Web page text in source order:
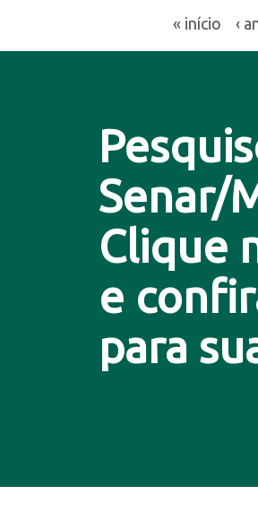
« início
‹
Senar/
Clique
e
para